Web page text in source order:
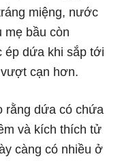
miệng, nước
bầu còn
ép dứa khi sắp tới
cạn hơn.
rằng dứa có chứa
và kích thích tử
càng có nhiều ở